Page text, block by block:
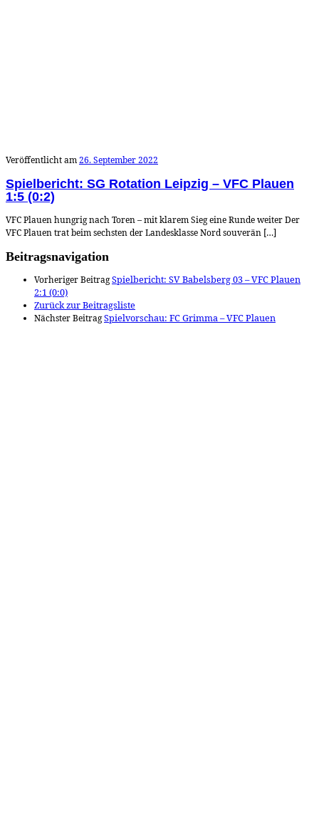
Veröffentlicht am26. September 2022
Spielbericht: SG Rotation Leipzig – VFC Plauen
1:5 (0:2)
VFC Plauen hungrig nach Toren – mit klarem Sieg eine Runde weiter Der
VFC Plauen trat beim sechsten der Landesklasse Nord souverän […]
Beitragsnavigation
Vorheriger BeitragSpielbericht: SV Babelsberg 03 – VFC Plauen
2:1 (0:0)
Zurück zur Beitragsliste
Nächster BeitragSpielvorschau: FC Grimma – VFC Plauen